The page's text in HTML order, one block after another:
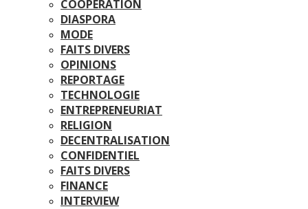
COOPERATION
DIASPORA
MODE
FAITS DIVERS
OPINIONS
REPORTAGE
TECHNOLOGIE
ENTREPRENEURIAT
RELIGION
DECENTRALISATION
CONFIDENTIEL
FAITS DIVERS
FINANCE
INTERVIEW